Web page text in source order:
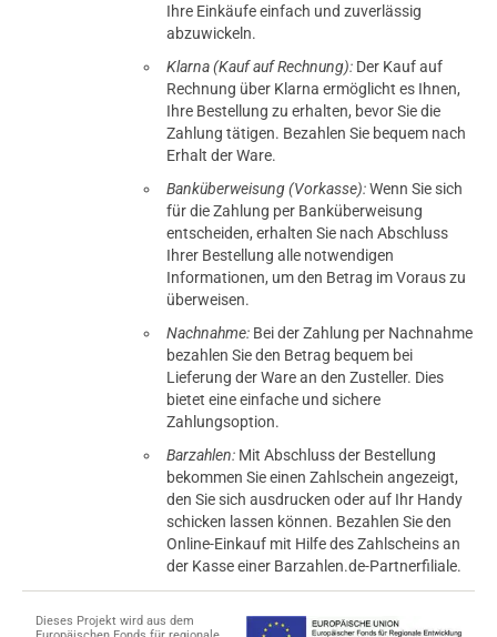
Ihre Einkäufe einfach und zuverlässig
abzuwickeln.
Klarna (Kauf auf Rechnung): Der Kauf auf
Rechnung über Klarna ermöglicht es Ihnen,
Ihre Bestellung zu erhalten, bevor Sie die
Zahlung tätigen. Bezahlen Sie bequem nach
Erhalt der Ware.
Banküberweisung (Vorkasse):Wenn Sie sich
für die Zahlung per Banküberweisung
entscheiden, erhalten Sie nach Abschluss
Ihrer Bestellung alle notwendigen
Informationen, um den Betrag im Voraus zu
überweisen.
Nachnahme: Bei der Zahlung per Nachnahme
bezahlen Sie den Betrag bequem bei
Lieferung der Ware an den Zusteller. Dies
bietet eine einfache und sichere
Zahlungsoption.
Barzahlen: Mit Abschluss der Bestellung
bekommen Sie einen Zahlschein angezeigt,
den Sie sich ausdrucken oder auf Ihr Handy
schicken lassen können. Bezahlen Sie den
Online-Einkauf mit Hilfe des Zahlscheins an
der Kasse einer Barzahlen.de-Partnerfiliale.
Dieses Projekt wird aus dem